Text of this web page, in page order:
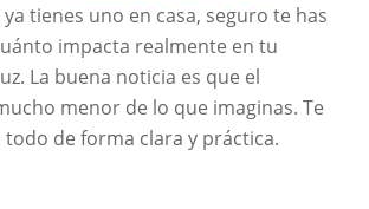
ya tienes uno en casa, seguro te has
impacta realmente en tu
La buena noticia es que el
menor de lo que imaginas. Te
todo de forma clara y práctica.